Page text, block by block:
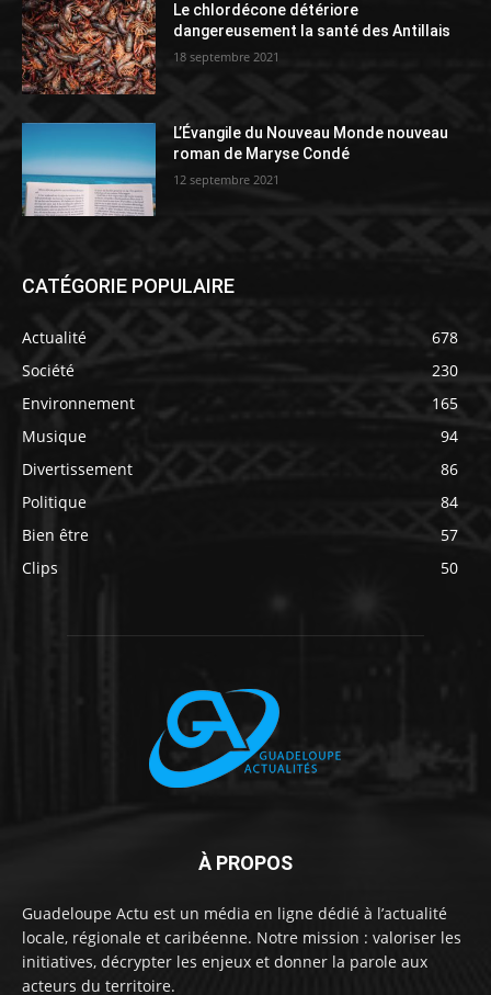
Le chlordécone détériore
dangereusement la santé des Antillais
18 septembre 2021
L’Évangile du Nouveau Monde nouveau
roman de Maryse Condé
12 septembre 2021
CATÉGORIE POPULAIRE
Actualité
678
Société
230
Environnement
165
Musique
94
Divertissement
86
Politique
84
Bien être
57
Clips
50
À PROPOS
Guadeloupe Actu est un média en ligne dédié à l’actualité
locale, régionale et caribéenne. Notre mission : valoriser les
initiatives, décrypter les enjeux et donner la parole aux
acteurs du territoire.